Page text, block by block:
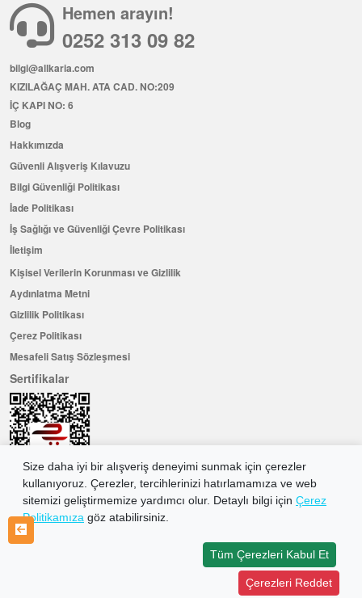
Size daha iyi bir alışveriş deneyimi sunmak için çerezler
kullanıyoruz. Çerezler, tercihlerinizi hatırlamamıza ve web
sitemizi geliştirmemize yardımcı olur. Detaylı bilgi için Çerez
Politikamıza göz atabilirsiniz.
Tüm Çerezleri Kabul Et
Çerezleri Reddet
Hemen arayın!
0252 313 09 82
bilgi@allkaria.com
KIZILAĞAÇ MAH. ATA CAD. NO:209
İÇ KAPI NO: 6
Blog
Hakkımızda
Güvenli Alışveriş Kılavuzu
Bilgi Güvenliği Politikası
İade Politikası
İş Sağlığı ve Güvenliği Çevre Politikası
İletişim
Kişisel Verilerin Korunması ve Gizlilik
Aydınlatma Metni
Gizlilik Politikası
Çerez Politikası
Mesafeli Satış Sözleşmesi
Sertifikalar
Hemen Üye Olun ...ve 100 ₺ değerinde indirim kuponu kazanın